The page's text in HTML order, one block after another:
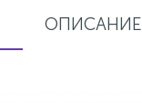
ОПИСАНИЕ